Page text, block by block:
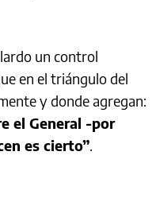
un control
en el triángulo del
y donde agregan:
el General -por
es cierto”.